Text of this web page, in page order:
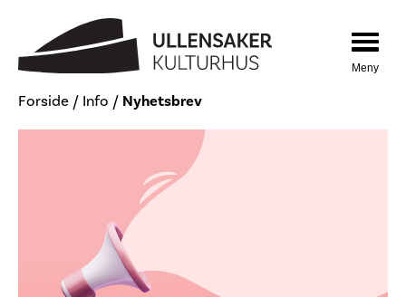
innhold
navigasjon
Forside / Info / Nyhetsbrev